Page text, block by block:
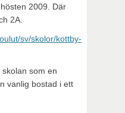
2009. Där
2A.
sv/skolor/kottby-
som en
vanlig bostad i ett